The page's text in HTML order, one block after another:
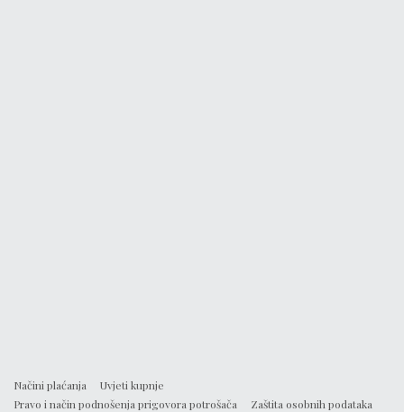
Načini plaćanja
Uvjeti kupnje
Pravo i način podnošenja prigovora potrošača
Zaštita osobnih podataka